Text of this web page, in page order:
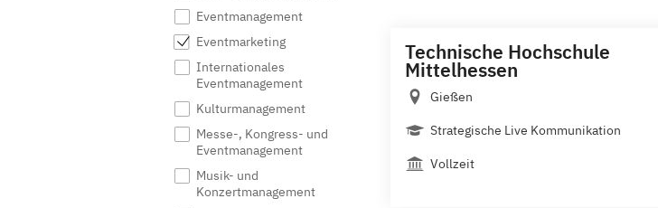
Eventmanagement
Eventmarketing
Internationales
Eventmanagement
Kulturmanagement
Messe-, Kongress- und
Eventmanagement
Musik- und
Konzertmanagement
Technische Hochschule
Mittelhessen
Gießen
Strategische Live Kommunikation
Vollzeit